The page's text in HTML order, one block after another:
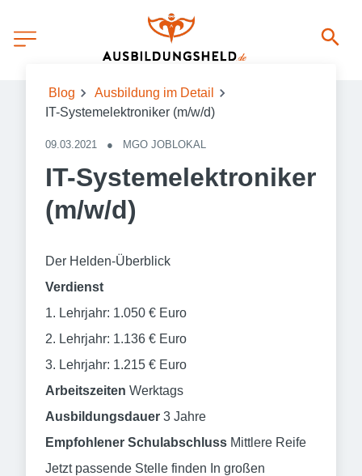
Blog
Ausbildung im Detail
IT-Systemelektroniker (m/w/d)
09.03.2021 ● MGO JOBLOKAL
IT-Systemelektroniker
(m/w/d)
Der Helden-Überblick
Verdienst
1. Lehrjahr: 1.050 € Euro
2. Lehrjahr: 1.136 € Euro
3. Lehrjahr: 1.215 € Euro
Arbeitszeiten Werktags
Ausbildungsdauer 3 Jahre
Empfohlener Schulabschluss Mittlere Reife
Jetzt passende Stelle finden In großen